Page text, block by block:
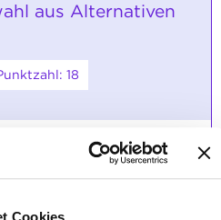
Cookies
aus Alternativen
18
recherchiert, wählt
Auftrags.